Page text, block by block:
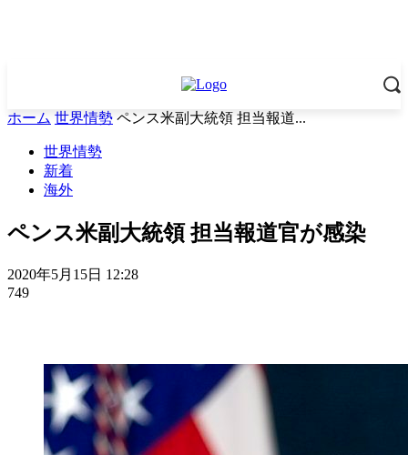
ホーム 世界情勢 ペンス米副大統領 担当報道...
世界情勢
新着
海外
ペンス米副大統領 担当報道官が感染
2020年5月15日 12:28
749